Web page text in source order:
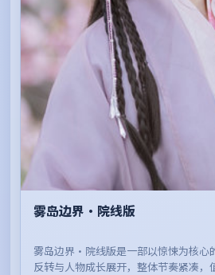
雾岛边界·院线版
雾岛边界·院线版是一部以惊悚为核心
反转与人物成长展开，整体节奏紧凑，